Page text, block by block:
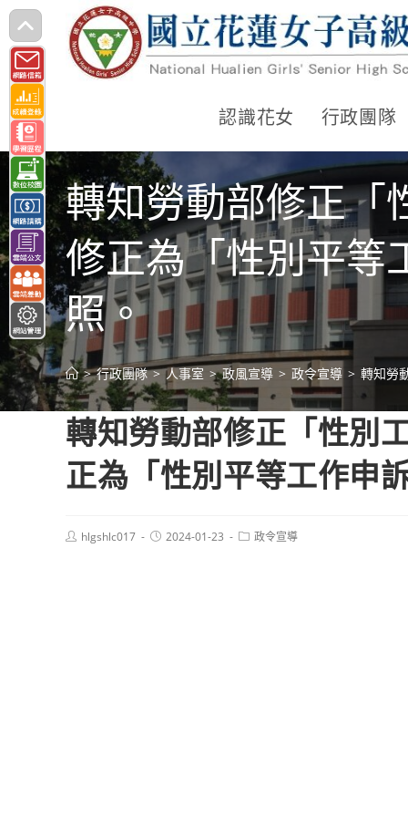
跳
轉
至
主
要
內
容
認識花女 行政團隊
轉知勞動部修正「
修正為「性別平等
照。
> 行政團隊 > 人事室 > 政風宣導 > 政令宣導 > 轉知勞
轉知勞動部修正「性別
正為「性別平等工作申
Posthlgshlc017
Post2024-01-23
Post政令宣導